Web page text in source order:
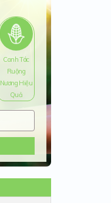
Canh Tác
Ruộng
Nương Hiệu
Quả